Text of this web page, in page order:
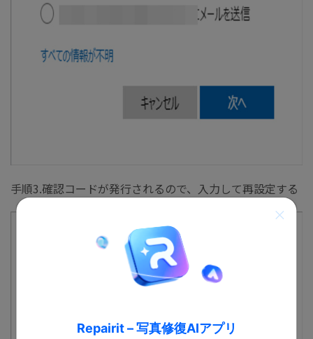
Repairit – 写真修復AIアプリ
手順3.確認コードが発行されるので、入力して再設定する